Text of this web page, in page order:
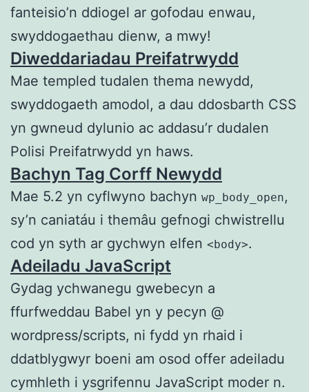
fanteisio’n ddiogel ar gofodau enwau,
swyddogaethau dienw, a mwy!
Diweddariadau Preifatrwydd
Mae templed tudalen thema newydd,
swyddogaeth amodol, a dau ddosbarth CSS
yn gwneud dylunio ac addasu’r dudalen
Polisi Preifatrwydd yn haws.
Bachyn Tag Corff Newydd
Mae 5.2 yn cyflwyno bachyn wp_body_open,
sy’n caniatáu i themâu gefnogi chwistrellu
cod yn syth ar gychwyn elfen <body>.
Adeiladu JavaScript
Gydag ychwanegu gwebecyn a
ffurfweddau Babel yn y pecyn @
wordpress/scripts, ni fydd yn rhaid i
ddatblygwyr boeni am osod offer adeiladu
cymhleth i ysgrifennu JavaScript moder n.